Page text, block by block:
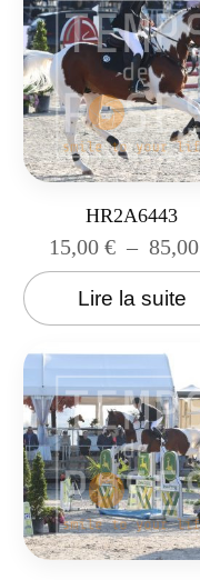
HR2A6443
15,00 € – 85,00
Lire la suite